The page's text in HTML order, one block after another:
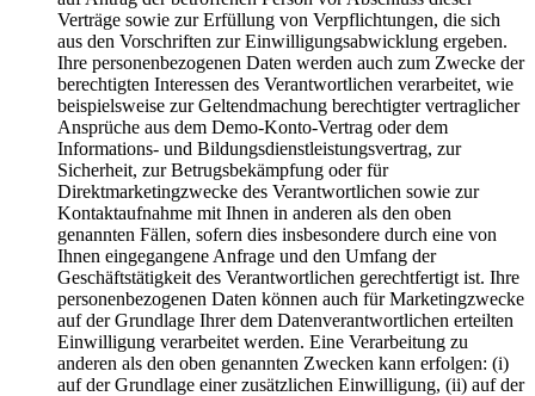
Verträge sowie zur Erfüllung von Verpflichtungen, die sich
aus den Vorschriften zur Einwilligungsabwicklung ergeben.
Ihre personenbezogenen Daten werden auch zum Zwecke der
berechtigten Interessen des Verantwortlichen verarbeitet, wie
beispielsweise zur Geltendmachung berechtigter vertraglicher
Ansprüche aus dem Demo-Konto-Vertrag oder dem
Informations- und Bildungsdienstleistungsvertrag, zur
Sicherheit, zur Betrugsbekämpfung oder für
Direktmarketingzwecke des Verantwortlichen sowie zur
Kontaktaufnahme mit Ihnen in anderen als den oben
genannten Fällen, sofern dies insbesondere durch eine von
Ihnen eingegangene Anfrage und den Umfang der
Geschäftstätigkeit des Verantwortlichen gerechtfertigt ist. Ihre
personenbezogenen Daten können auch für Marketingzwecke
auf der Grundlage Ihrer dem Datenverantwortlichen erteilten
Einwilligung verarbeitet werden. Eine Verarbeitung zu
anderen als den oben genannten Zwecken kann erfolgen: (i)
auf der Grundlage einer zusätzlichen Einwilligung, (ii) auf der